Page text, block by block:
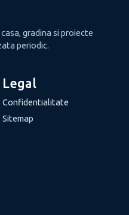
gradina si proiecte
periodic.
Legal
Confidentialitate
Sitemap